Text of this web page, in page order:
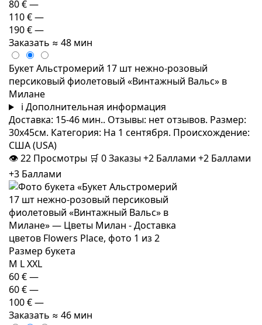
80 €—
110 €—
190 €—
Заказать ≈ 48 мин
Букет Альстромерий 17 шт нежно-розовый
персиковый фиолетовый «Винтажный Вальс» в
Милане
i Дополнительная информация
Доставка: 15-46 мин.. Отзывы: нет отзывов. Размер:
30x45см. Категория: На 1 сентября. Происхождение:
США (USA)
👁22 Просмотры 🛒 0Заказы+2 Баллами +2 Баллами
+3 Баллами
Размер букета
M LXXL
60 €—
60 €—
100 €—
Заказать ≈ 46 мин